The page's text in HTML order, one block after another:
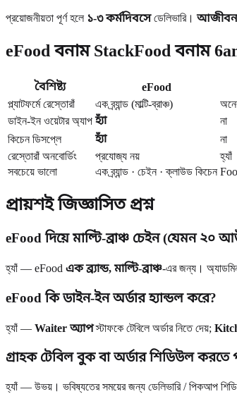
প্রয়োজনীয়তা পূর্ণ হলে ১-৩ কর্মদিবসেডেলিভারি।আজীবন
eFood বনাম StackFood বনাম
বৈশিষ্ট্য eFood
প্ল্যাটফর্মে রেস্তোরাঁ
এক ব্র্যান্ড (মাল্টি-ব্রাঞ্চ)
ডাইন-ইন ওয়েটার অ্যাপ হ্যাঁ না
কিচেন ডিসপ্লে
হ্যাঁ না
রেস্তোরাঁ অনবোর্ডিং
প্রযোজ্য নয় হ্যাঁ
সবচেয়ে ভালো
এক ব্র্যান্ড · চেইন · ক্লাউড কিচেন
প্রায়শই জিজ্ঞাসিত প্রশ্ন
eFood দিয়ে মাল্টি-ব্রাঞ্চ চেইন (যেমন ২০
হ্যাঁ — eFood এক ব্র্যান্ড, মাল্টি-ব্রাঞ্চ-এর জন্য। অ্যাডমিন
eFood কি ডাইন-ইন অর্ডার হ্যান্ডল করে?
হ্যাঁ — Waiter অ্যাপস্টাফকে টেবিলে অর্ডার নিতে দেয়;
গ্রাহক টেবিল বুক বা অর্ডার শিডিউল করতে
হ্যাঁ — উভয়। ভবিষ্যতের সময়ের জন্য ডেলিভারি / পিকআপ